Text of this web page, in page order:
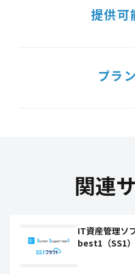
提供可
プラ
関連
IT資産管理
best1（SS1）